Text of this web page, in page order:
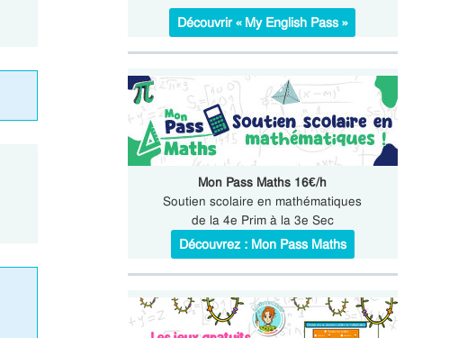
Découvrir « My English Pass »
Mon Pass Maths 16€/h
Soutien scolaire en mathématiques
de la 4e Prim à la 3e Sec
Découvrez : Mon Pass Maths